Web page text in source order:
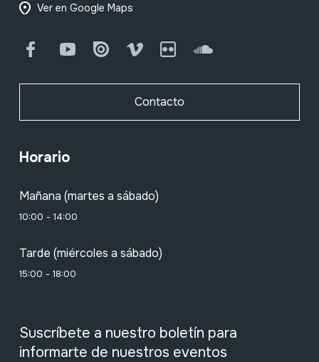
Ver en Google Maps
FacebookYoutube Issuu Vimeo Flickr SoundCloud
Contacto
Horario
Mañana (martes a sábado)
10:00 - 14:00
Tarde (miércoles a sábado)
15:00 - 18:00
Suscríbete a nuestro boletín para
informarte de nuestros eventos